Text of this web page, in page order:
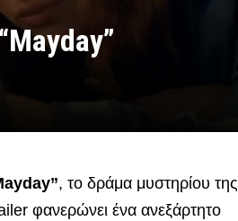
, το δράμα μυστηρίου της
φανερώνει ένα ανεξάρτητο